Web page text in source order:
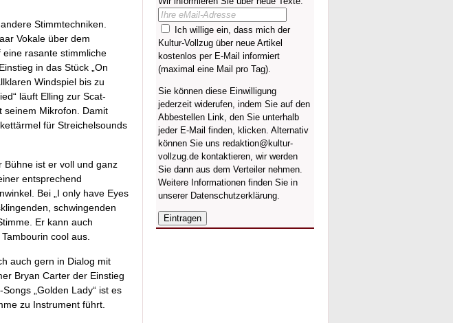
Stimmtechniken.
Vokale über dem
rasante stimmliche
in das Stück „On
Windspiel bis zu
läuft Elling zur Scat-
seinem Mikrofon. Damit
für Streichelsounds
Bühne ist er voll und ganz
entsprechend
Bei „I only have Eyes
schwingenden
Er kann auch
cool aus.
auch gern in Dialog mit
Bryan Carter der Einstieg
„Golden Lady“ ist es
zu Instrument führt.
Ich willige ein, dass mich der
Kultur-Vollzug über neue Artikel
kostenlos per E-Mail informiert
(maximal eine Mail pro Tag).
Sie können diese Einwilligung
jederzeit widerufen, indem Sie auf den
Abbestellen Link, den Sie unterhalb
jeder E-Mail finden, klicken. Alternativ
können Sie uns redaktion@kultur-
vollzug.de kontaktieren, wir werden
Sie dann aus dem Verteiler nehmen.
Weitere Informationen finden Sie in
unserer Datenschutzerklärung.